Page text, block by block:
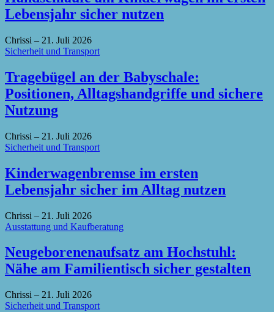
Lebensjahr sicher nutzen
Chrissi – 21. Juli 2026
Sicherheit und Transport
Tragebügel an der Babyschale:
Positionen, Alltagshandgriffe und sichere
Nutzung
Chrissi – 21. Juli 2026
Sicherheit und Transport
Kinderwagenbremse im ersten
Lebensjahr sicher im Alltag nutzen
Chrissi – 21. Juli 2026
Ausstattung und Kaufberatung
Neugeborenenaufsatz am Hochstuhl:
Nähe am Familientisch sicher gestalten
Chrissi – 21. Juli 2026
Sicherheit und Transport